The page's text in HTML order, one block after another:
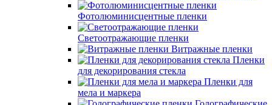
Фотолюминисцентные пленки
Светоотражающие пленки
Витражные пленки
Пленки
для декорирования стекла
Пленки для
мела и маркера